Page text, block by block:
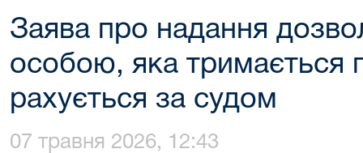
Заява про надання
особою, яка тримається
рахується за судом
07 травня 2026, 12:43